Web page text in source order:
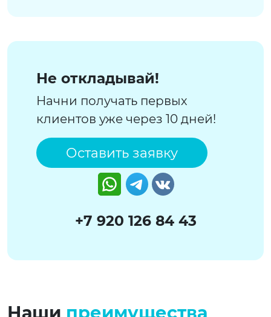
Не откладывай!
Начни получать первых
клиентов уже через 10 дней!
Оставить заявку
WatsappTelegram
VK
+7 920 126 84 43
Наши преимущества